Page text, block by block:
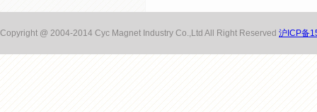
Copyright @ 2004-2014 Cyc Magnet Industry Co.,Ltd All Right Reserved 沪ICP备